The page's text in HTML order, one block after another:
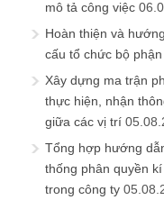
mô tả công việc
Hoàn thiện và
cấu tổ chức bộ
Xây dựng ma trận
thực hiện, nhận
giữa các vị trí
Tổng hợp hướng
thống phân quyền
trong công ty